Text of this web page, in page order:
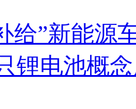
给”新能源
锂电池概